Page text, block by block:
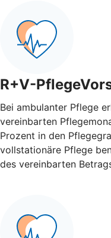
R+V-
Bei ambulanter Pflege
vereinbarten
Prozent in den
vollstationäre Pflege
des vereinbarten